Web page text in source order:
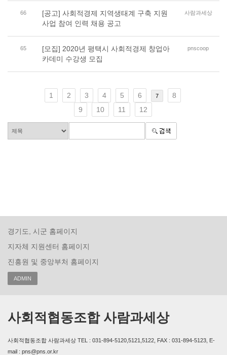
66
[공고] 사회적경제 지역생태계 구축 지원
사업 참여 인력 채용 공고
사람과세상
65
[모집] 2020년 평택시 사회적경제 창업아
카데미 수강생 모집
pnscoop
1 2 3 4 5 6 7
8
9
10 11 12
경기도, 시군 홈페이지
지자체 지원센터 홈페이지
진흥원 및 중앙부처 홈페이지
ADMIN
사회적협동조합 사람과세상
사회적협동조합 사람과세상 TEL : 031-894-5120,5121,5122, FAX : 031-894-5123, E-
mail : pns@pns.or.kr